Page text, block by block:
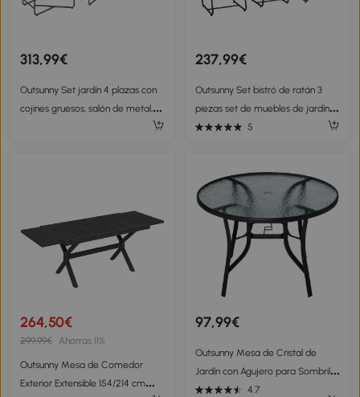
313,99€
Outsunny Set jardín 4 plazas con
cojines gruesos, salón de metal,
237,99€
Outsunny Set bistró de ratán 3
piezas set de muebles de jardín
FSC con 2 sillones, mesa de lamas
5
264,50€
299,99€ Ahorras 11%
Outsunny Mesa de Comedor
Exterior Extensible 154/214 cm
97,99€
Outsunny Mesa de Cristal de
Jardín con Agujero para Sombrilla
Mesa para Comer Redonda con
4.7